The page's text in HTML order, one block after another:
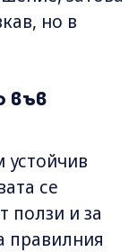
но в
във
се
ползи и за
правилния